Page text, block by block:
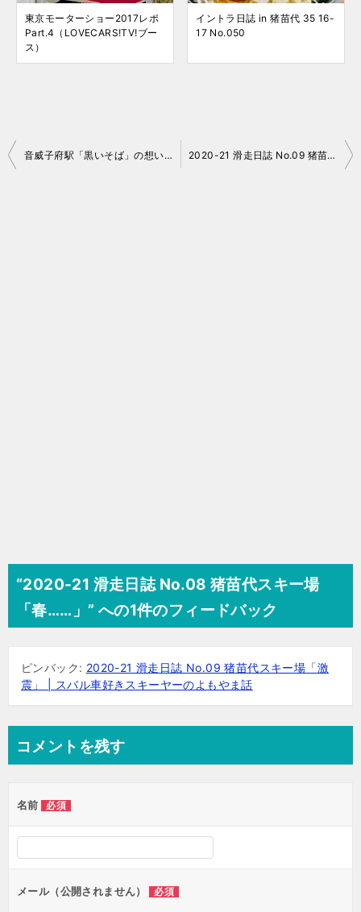
東京モーターショー2017レポ
Part.4（LOVECARS!TV!ブー
ス）
イントラ日誌 in 猪苗代 35 16-
17 No.050
投
音威子府駅「黒いそば」の想い出（「北海道＆東日本パス」の旅2009） 2020-21 滑走日誌 No.09 猪苗代スキー場「激震」
“2020-21 滑走日誌 No.08 猪苗代スキー場
「春……」” への1件のフィードバック
ピンバック: 2020-21 滑走日誌 No.09 猪苗代スキー場「激
震」 | スバル車好きスキーヤーのよもやま話
コメントを残す
名前 必須
メール（公開されません） 必須